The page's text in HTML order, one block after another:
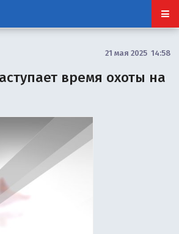
21 мая 2025 14:58
время охоты на